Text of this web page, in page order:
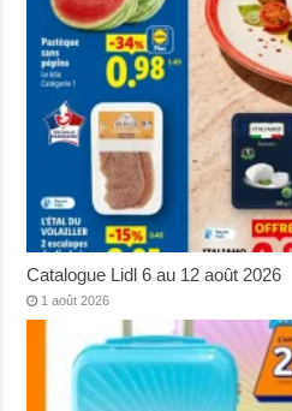
Catalogue Lidl 6 au 12 août 2026
1 août 2026